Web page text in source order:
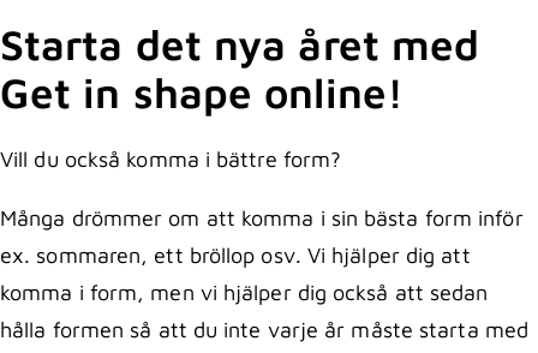
Starta det nya året med
Get in shape online!
Vill du också komma i bättre form?
Många drömmer om att komma i sin bästa form inför
ex. sommaren, ett bröllop osv. Vi hjälper dig att
komma i form, men vi hjälper dig också att sedan
hålla formen så att du inte varje år måste starta med